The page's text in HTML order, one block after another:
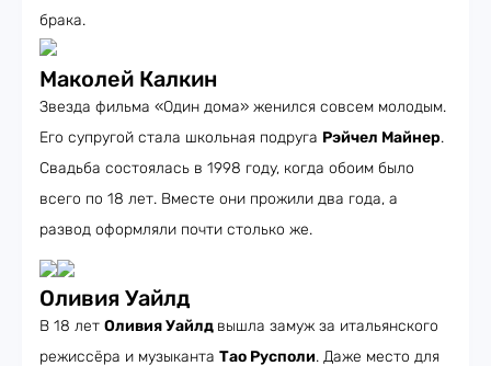
брака.
Маколей Калкин
Звезда фильма «Один дома» женился совсем молодым.
Его супругой стала школьная подруга Рэйчел Майнер.
Свадьба состоялась в 1998 году, когда обоим было
всего по 18 лет. Вместе они прожили два года, а
развод оформляли почти столько же.
Оливия Уайлд
В 18 лет Оливия Уайлд вышла замуж за итальянского
режиссёра и музыканта Тао Русполи. Даже место для